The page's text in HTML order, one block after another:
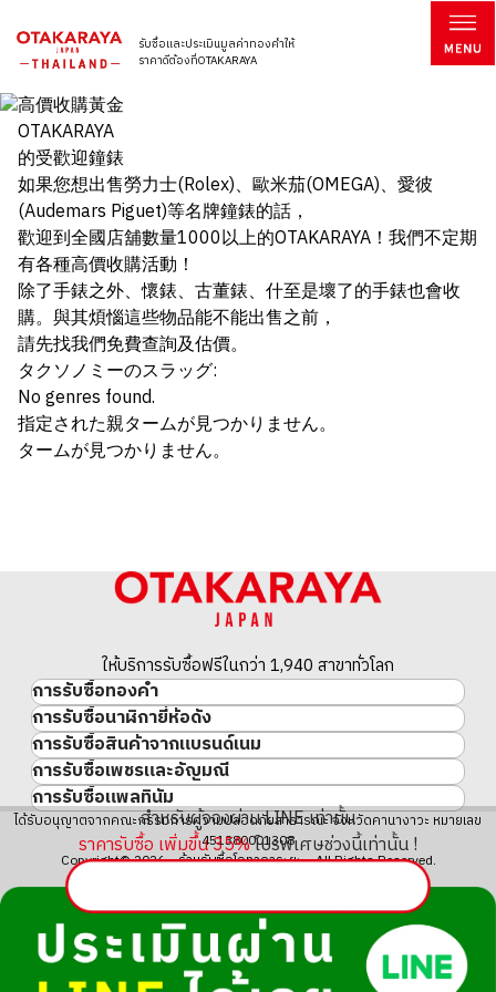
รับซื้อและประเมินมูลค่าทองคำให้
ราคาดีต้องที่OTAKARAYA
OTAKARAYA
的受歡迎鐘錶
如果您想出售勞力士(Rolex)、歐米茄(OMEGA)、愛彼
(Audemars Piguet)等名牌鐘錶的話，
歡迎到全國店舖數量1000以上的OTAKARAYA！我們不定期
有各種高價收購活動！
除了手錶之外、懷錶、古董錶、什至是壞了的手錶也會收
購。與其煩惱這些物品能不能出售之前，
請先找我們免費查詢及估價。
タクソノミーのスラッグ:
No genres found.
指定された親タームが見つかりません。
タームが見つかりません。
สำหรับผู้จองผ่าน LINE เท่านั้น
ราคารับซื้อ เพิ่มขึ้น35%โปรพิเศษช่วงนี้เท่านั้น !
ให้บริการรับซื้อฟรีในกว่า 1,940 สาขาทั่วโลก
การรับซื้อทองคำ
ทองคำ
ทองคำแท่ง
เหรียญทองคำ/เหรียญเงิน
ประวัติราคาทองคำ 10 ปี
ทองรูปพรรณ
แหวนทอง
สร้อยคอทอง・จี้ทอง
การรับซื้อนาฬิกายี่ห้อดัง
นาฬิกาแบรนด์เนม
Rolex
Patek Philippe
Audemars Piguet
Vacheron Constantin
A. Lange & Söhne
Breguet
การรับซื้อสินค้าจากแบรนด์เนม
สินค้าแบรนด์เนม
Cartier
LOUIS VUITTON
Hermès
CHANEL
CELINE
Fendi
Dior
การรับซื้อเพชรและอัญมณี
อัญมณี
เพชร
มรกต
ไพลิน
ทับทิม
การรับซื้อแพลทินัม
แพลทินัม
ได้รับอนุญาตจากคณะกรรมการความปลอดภัยสาธารณะ จังหวัดคานางาวะ หมายเลข
451380001308
Copyright© 2026 ร้านรับซื้อโอทาคาระยะ All Rights Reserved.